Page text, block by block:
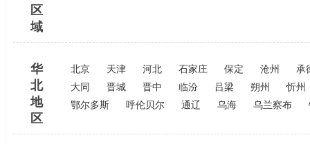
区
域
华
北
地
区
北京 天津 河北 石家庄 保定 沧州
承
大同
晋城 晋中 临汾 吕梁 朔州
忻州
鄂尔多斯
呼伦贝尔 通辽 乌海 乌兰察布